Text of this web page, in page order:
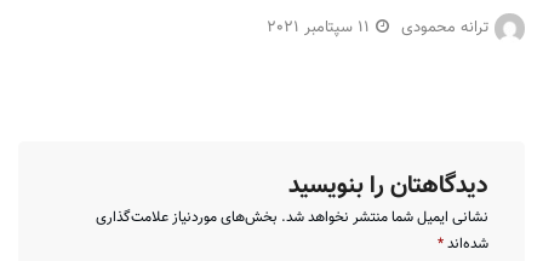
ترانه محمودی 11 سپتامبر 2021
دیدگاهتان را بنویسید
نشانی ایمیل شما منتشر نخواهد شد. بخش‌های موردنیاز علامت‌گذاری
شده‌اند*